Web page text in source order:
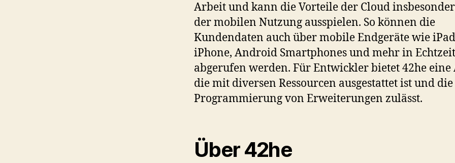
Arbeit und kann die Vorteile der Cloud
der mobilen Nutzung ausspielen. So können die
Kundendaten auch über mobile Endgeräte wie
iPhone, Android Smartphones und mehr in Echtzeit
abgerufen werden. Für Entwickler bietet 42he eine
die mit diversen Ressourcen ausgestattet ist und die
Programmierung von Erweiterungen zulässt.
Über 42he